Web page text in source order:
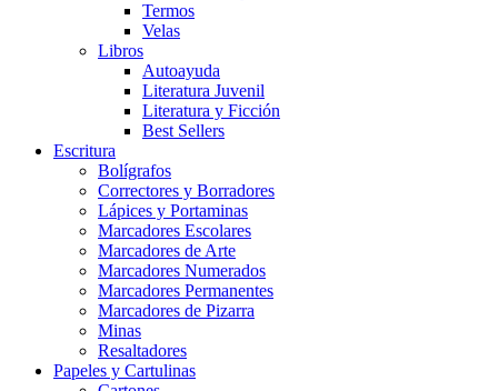
Termos
Velas
Libros
Autoayuda
Literatura Juvenil
Literatura y Ficción
Best Sellers
Escritura
Bolígrafos
Correctores y Borradores
Lápices y Portaminas
Marcadores Escolares
Marcadores de Arte
Marcadores Numerados
Marcadores Permanentes
Marcadores de Pizarra
Minas
Resaltadores
Papeles y Cartulinas